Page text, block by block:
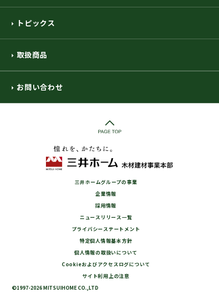
トピックス
取扱商品
お問い合わせ
三井ホームグループの事業
企業情報
採用情報
ニュースリリース一覧
プライバシーステートメント
特定個人情報基本方針
個人情報の取扱いについて
Cookieおよびアクセスログについて
サイト利用上の注意
©1997-2026 MITSUIHOME CO.,LTD